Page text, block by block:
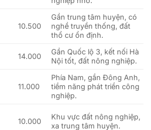
10.500
Gần trung tâm huyện, có
nghề truyền thống, đất
thổ cư ổn định.
14.000
Gần Quốc lộ 3, kết nối Hà
Nội tốt, đất nông nghiệp.
11.000
Phía Nam, gần Đông Anh,
tiềm năng phát triển công
nghiệp.
10.000
Khu vực đất nông nghiệp,
xa trung tâm huyện.